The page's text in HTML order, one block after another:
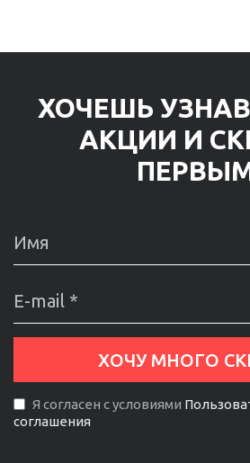
ХОЧЕШЬ
АКЦИИ И
Я согласен с условиями
соглашения